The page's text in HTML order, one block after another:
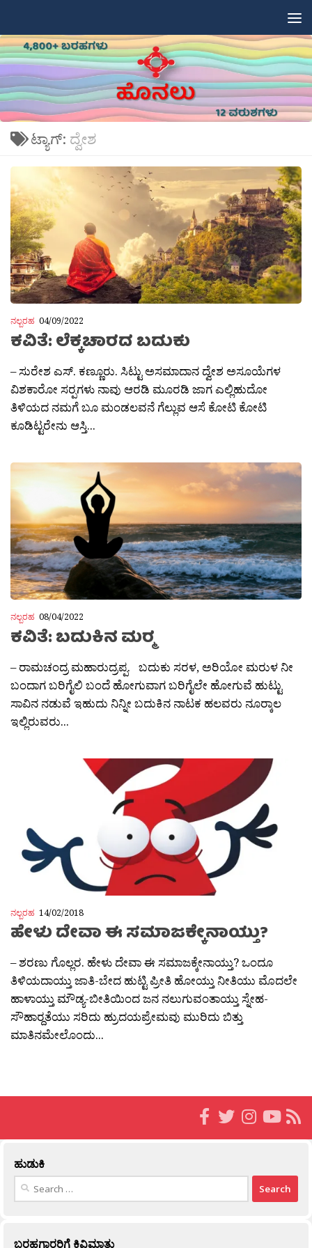
ಟ್ಯಾಗ್: ದ್ವೇಶ
ನಲ್ಬರಹ 04/09/2022
ಕವಿತೆ: ಲೆಕ್ಕಚಾರದ ಬದುಕು
– ಸುರೇಶ ಎಸ್. ಕಣ್ಣೂರು. ಸಿಟ್ಟು ಅಸಮಾದಾನ ದ್ವೇಶ ಅಸೂಯೆಗಳ
ವಿಶಕಾರೋ ಸರ‍್ಪಗಳು ನಾವು ಆರಡಿ ಮೂರಡಿ ಜಾಗ ಎಲ್ಲಿಹುದೋ
ತಿಳಿಯದ ನಮಗೆ ಬೂ ಮಂಡಲವನೆ ಗೆಲ್ಲುವ ಆಸೆ ಕೋಟಿ ಕೋಟಿ
ಕೂಡಿಟ್ಟರೇನು ಆಸ್ತಿ...
ನಲ್ಬರಹ 08/04/2022
ಕವಿತೆ: ಬದುಕಿನ ಮರ‍್ಮ
– ರಾಮಚಂದ್ರ ಮಹಾರುದ್ರಪ್ಪ. ಬದುಕು ಸರಳ, ಅರಿಯೋ ಮರುಳ ನೀ
ಬಂದಾಗ ಬರಿಗೈಲಿ ಬಂದೆ ಹೋಗುವಾಗ ಬರಿಗೈಲೇ ಹೋಗುವೆ ಹುಟ್ಟು
ಸಾವಿನ ನಡುವೆ ಇಹುದು ನಿನ್ನೀ ಬದುಕಿನ ನಾಟಕ ಹಲವರು ನೂರ‍್ಕಾಲ
ಇಲ್ಲಿರುವರು...
ನಲ್ಬರಹ 14/02/2018
ಹೇಳು ದೇವಾ ಈ ಸಮಾಜಕ್ಕೇನಾಯ್ತು?
– ಶರಣು ಗೊಲ್ಲರ. ಹೇಳು ದೇವಾ ಈ ಸಮಾಜಕ್ಕೇನಾಯ್ತು? ಒಂದೂ
ತಿಳಿಯದಾಯ್ತು ಜಾತಿ-ಬೇದ ಹುಟ್ಟಿ ಪ್ರೀತಿ ಹೋಯ್ತು ನೀತಿಯು ಮೊದಲೇ
ಹಾಳಾಯ್ತು ಮೌಡ್ಯ-ಬೀತಿಯಿಂದ ಜನ ನಲುಗುವಂತಾಯ್ತು ಸ್ನೇಹ-
ಸೌಹಾರ‍್ದತೆಯು ಸರಿದು ಹ್ರುದಯಪ್ರೇಮವು ಮುರಿದು ಬಿತ್ತು
ಮಾತಿನಮೇಲೊಂದು...
ಹುಡುಕಿ
Search
ಬರಹಗಾರರಿಗೆ ಕಿವಿಮಾತು